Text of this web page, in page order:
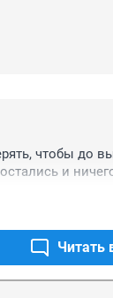
чтобы до
и
Читать